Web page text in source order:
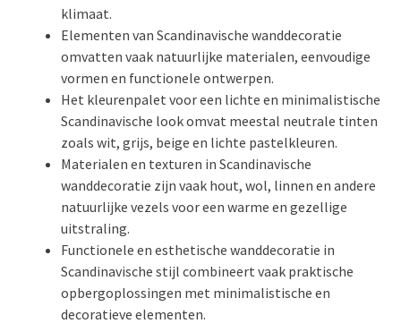
klimaat.
Elementen van Scandinavische wanddecoratie
omvatten vaak natuurlijke materialen, eenvoudige
vormen en functionele ontwerpen.
Het kleurenpalet voor een lichte en minimalistische
Scandinavische look omvat meestal neutrale tinten
zoals wit, grijs, beige en lichte pastelkleuren.
Materialen en texturen in Scandinavische
wanddecoratie zijn vaak hout, wol, linnen en andere
natuurlijke vezels voor een warme en gezellige
uitstraling.
Functionele en esthetische wanddecoratie in
Scandinavische stijl combineert vaak praktische
opbergoplossingen met minimalistische en
decoratieve elementen.